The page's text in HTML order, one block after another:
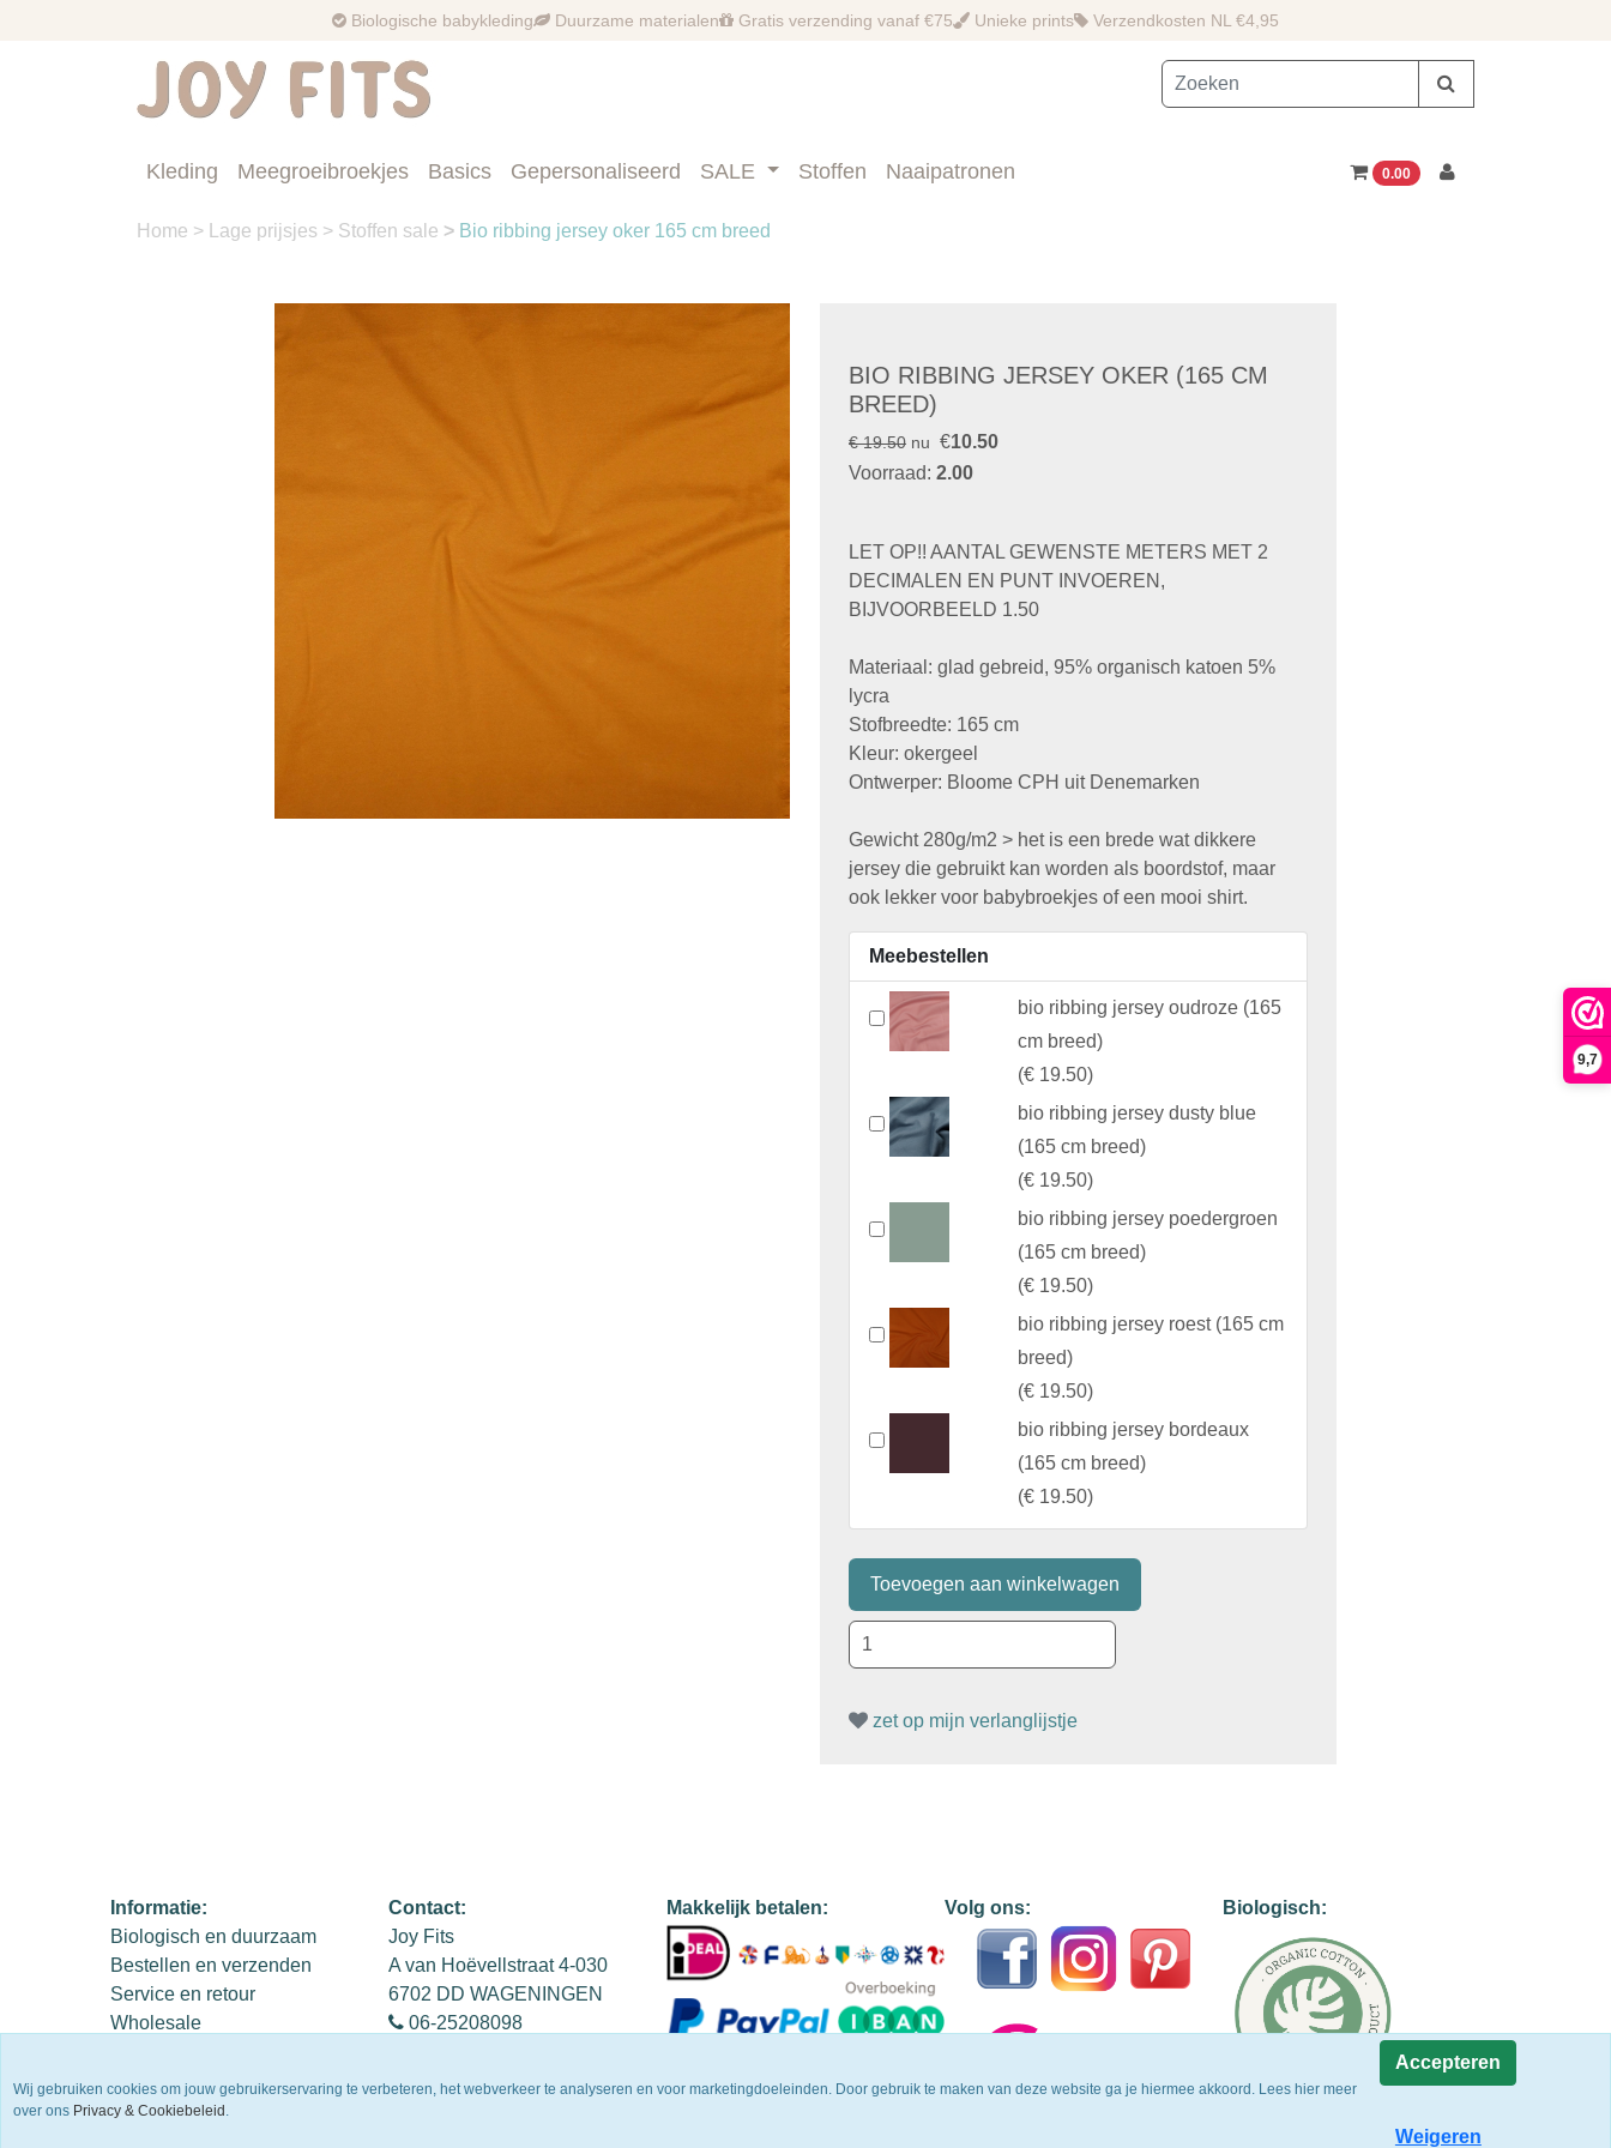
9,7
Biologische babykleding Duurzame materialen Gratis verzending vanaf €75 Unieke prints Verzendkosten NL €4,95
Kleding Meegroeibroekjes Basics Gepersonaliseerd SALE Stoffen Naaipatronen 0.00
Home > Lage prijsjes > Stoffen sale > Bio ribbing jersey oker 165 cm breed
BIO RIBBING JERSEY OKER (165 CM
BREED)
€ 19.50 nu €10.50
Voorraad: 2.00
LET OP!! AANTAL GEWENSTE METERS MET 2
DECIMALEN EN PUNT INVOEREN,
BIJVOORBEELD 1.50
Materiaal: glad gebreid, 95% organisch katoen 5%
lycra
Stofbreedte: 165 cm
Kleur: okergeel
Ontwerper: Bloome CPH uit Denemarken
Gewicht 280g/m2 > het is een brede wat dikkere
jersey die gebruikt kan worden als boordstof, maar
ook lekker voor babybroekjes of een mooi shirt.
Meebestellen
bio ribbing jersey oudroze (165
cm breed)
(€ 19.50)
bio ribbing jersey dusty blue
(165 cm breed)
(€ 19.50)
bio ribbing jersey poedergroen
(165 cm breed)
(€ 19.50)
bio ribbing jersey roest (165 cm
breed)
(€ 19.50)
bio ribbing jersey bordeaux
(165 cm breed)
(€ 19.50)
zet op mijn verlanglijstje
Informatie:
Biologisch en duurzaam
Bestellen en verzenden
Service en retour
Wholesale
Algemene voorwaarden
Contact
Contact:
Joy Fits
A van Hoëvellstraat 4-030
6702 DD WAGENINGEN
06-25208098
KvK 54654564
Makkelijk betalen: Volg ons: Biologisch:
Wij gebruiken cookies om jouw gebruikerservaring te verbeteren, het webverkeer te analyseren en voor marketingdoeleinden. Door gebruik te maken van deze website ga je hiermee akkoord. Lees hier meer
over ons Privacy & Cookiebeleid .
Accepteren
Weigeren